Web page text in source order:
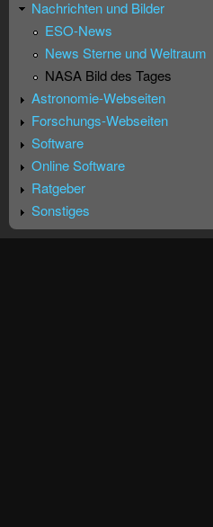
Nachrichten und Bilder
ESO-News
News Sterne und Weltraum
NASA Bild des Tages
Astronomie-Webseiten
Forschungs-Webseiten
Software
Online Software
Ratgeber
Sonstiges